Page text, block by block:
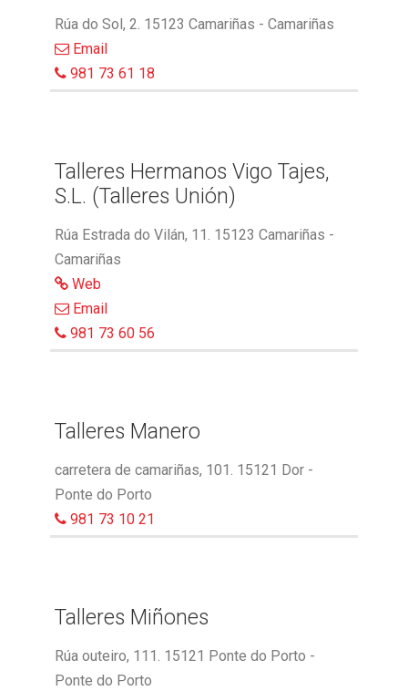
Rúa do Sol, 2. 15123 Camariñas - Camariñas
Email
981 73 61 18
Talleres Hermanos Vigo Tajes,
S.L. (Talleres Unión)
Rúa Estrada do Vilán, 11. 15123 Camariñas -
Camariñas
Web
Email
981 73 60 56
Talleres Manero
carretera de camariñas, 101. 15121 Dor -
Ponte do Porto
981 73 10 21
Talleres Miñones
Rúa outeiro, 111. 15121 Ponte do Porto -
Ponte do Porto